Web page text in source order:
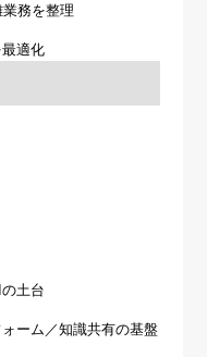
務を整理
適化
土台
ーム／知識共有の基盤